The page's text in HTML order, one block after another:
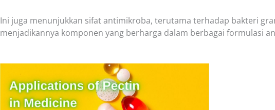
Ini juga menunjukkan sifat antimikroba, terutama terhadap bakteri
menjadikannya komponen yang berharga dalam berbagai formulasi